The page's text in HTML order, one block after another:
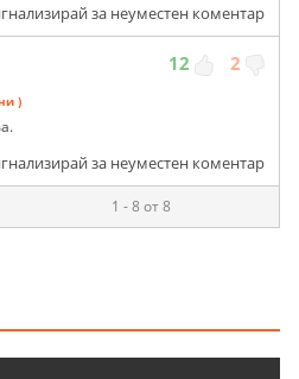
за неуместен коментар
12 2
)
за неуместен коментар
1 - 8 от 8